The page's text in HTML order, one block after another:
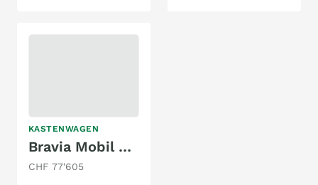
KASTENWAGEN
Bravia Mobil Swan 599
CHF 77'605